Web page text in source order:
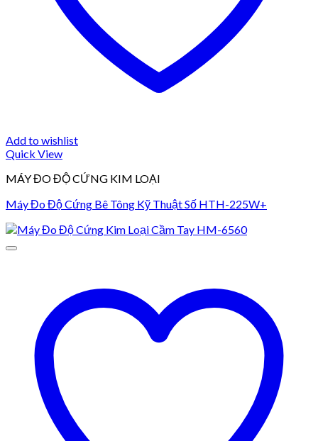
Add to wishlist
Quick View
MÁY ĐO ĐỘ CỨNG KIM LOẠI
Máy Đo Độ Cứng Bê Tông Kỹ Thuật Số HTH-225W+